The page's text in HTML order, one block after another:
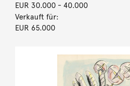
EUR 30.000- 40.000
Verkauft für:
EUR 65.000